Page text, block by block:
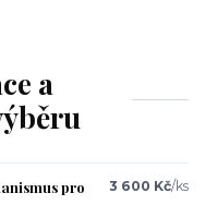
a
pro
3 600 Kč/ks